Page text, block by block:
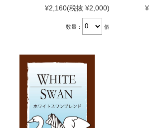
¥2,160(税抜 ¥2,000)
数量： 個